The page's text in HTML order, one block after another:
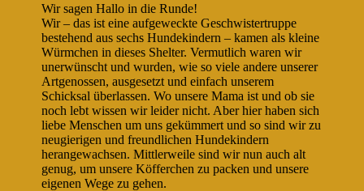
Wir sagen Hallo in die Runde!
Wir – das ist eine aufgeweckte Geschwistertruppe
bestehend aus sechs Hundekindern – kamen als kleine
Würmchen in dieses Shelter. Vermutlich waren wir
unerwünscht und wurden, wie so viele andere unserer
Artgenossen, ausgesetzt und einfach unserem
Schicksal überlassen. Wo unsere Mama ist und ob sie
noch lebt wissen wir leider nicht. Aber hier haben sich
liebe Menschen um uns gekümmert und so sind wir zu
neugierigen und freundlichen Hundekindern
herangewachsen. Mittlerweile sind wir nun auch alt
genug, um unsere Köfferchen zu packen und unsere
eigenen Wege zu gehen.